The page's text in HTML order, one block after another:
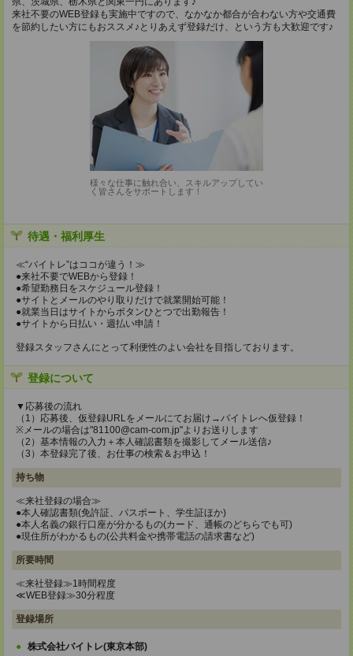
来社不要のWEB登録も実施中ですので、なかなか都合が合わない方や交通費
を節約したい方にもおススメ♪とりあえず登録だけ、という方も大歓迎です♪
様々な仕事に触れ合い、スキルアップしてい
く皆さんをサポートします！
待遇・福利厚生
≪“バイトレ”はココが違う！≫
●来社不要でWEBから登録！
●希望勤務日をスケジュール登録！
●サイトとメールのやり取りだけで就業開始可能！
●就業当日はサイトからボタンひとつで出勤報告！
●サイトから日払い・週払い申請！
登録スタッフさんにとって利便性のよい会社を目指しております。
登録について
▼応募後の流れ
（1）応募後、仮登録URLをメールにてお届け→バイトレへ仮登録！
※メールの場合は"81100@cam-com.jp"よりお送りします
（2）基本情報の入力＋本人確認書類を撮影してメール送信♪
（3）本登録完了後、お仕事の検索＆お申込！
持ち物
≪来社登録の場合≫
●本人確認書類(免許証、パスポート、学生証ほか)
●本人名義の銀行口座が分かるもの(カード、通帳のどちらでも可)
●現住所がわかるもの(公共料金や携帯電話の請求書など)
所要時間
≪来社登録≫1時間程度
≪WEB登録≫30分程度
登録場所
株式会社バイトレ(東京本部)